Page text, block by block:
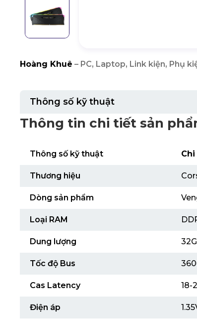
Hoàng Khuê – PC, Laptop, Link kiện, Phụ
Thông số kỹ thuật
Thông tin chi tiết sản
Thông số kỹ thuật
Thương hiệu
Dòng sản phẩm
Loại RAM
Dung lượng
Tốc độ Bus
Cas Latency 18-
Điện áp